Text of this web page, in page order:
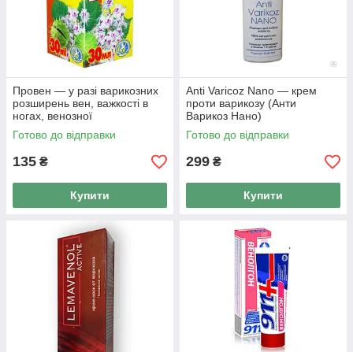
Провен — у разі варикозних
розширень вен, важкості в
ногах, венозної
недостатності,
тромбофлебіту, екомед 30
мл
Готово до відправки
135 ₴
Купити
Anti Varicoz Nano — крем
проти варикозу (Анти
Варикоз Нано)
Готово до відправки
299 ₴
Купити